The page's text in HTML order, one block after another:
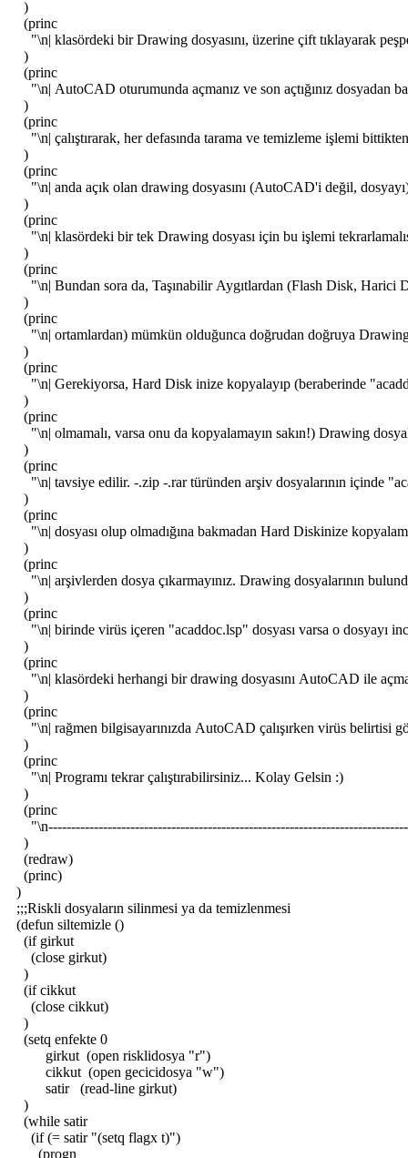
)
(princ
"\n| klasördeki bir Drawing dosyasını, üzerine çift tıklayarak
)
(princ
"\n| AutoCAD oturumunda açmanız ve son açtığınız dosyadan
)
(princ
"\n| çalıştırarak, her defasında tarama ve temizleme işlemi
)
(princ
"\n| anda açık olan drawing dosyasını (AutoCAD'i değil,
)
(princ
"\n| klasördeki bir tek Drawing dosyası için bu işlemi
)
(princ
"\n| Bundan sora da, Taşınabilir Aygıtlardan (Flash Disk,
)
(princ
"\n| ortamlardan) mümkün olduğunca doğrudan doğruya
)
(princ
"\n| Gerekiyorsa, Hard Disk inize kopyalayıp (beraberinde
)
(princ
"\n| olmamalı, varsa onu da kopyalamayın sakın!) Drawing
)
(princ
"\n| tavsiye edilir. -.zip -.rar türünden arşiv dosyalarının içinde
)
(princ
"\n| dosyası olup olmadığına bakmadan Hard Diskinize
)
(princ
"\n| arşivlerden dosya çıkarmayınız. Drawing dosyalarının
)
(princ
"\n| birinde virüs içeren "acaddoc.lsp" dosyası varsa o dosyayı
)
(princ
"\n| klasördeki herhangi bir drawing dosyasını AutoCAD ile
)
(princ
"\n| rağmen bilgisayarınızda AutoCAD çalışırken virüs belirtisi
)
(princ
"\n| Programı tekrar çalıştırabilirsiniz... Kolay
)
(princ
)
(redraw)
(princ)
)
;;;Riskli dosyaların silinmesi ya da temizlenmesi
(defun siltemizle ()
(if girkut
(close girkut)
)
(if cikkut
(close cikkut)
)
(setq enfekte 0
girkut (open risklidosya "r")
cikkut (open gecicidosya "w")
satir (read-line girkut)
)
(while satir
(if (= satir "(setq flagx t)")
(progn